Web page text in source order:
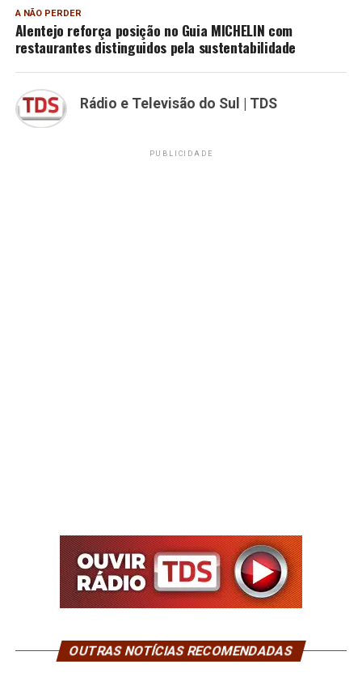
A NÃO PERDER
Alentejo reforça posição no Guia MICHELIN com
restaurantes distinguidos pela sustentabilidade
Rádio e Televisão do Sul | TDS
PUBLICIDADE
OUTRAS NOTÍCIAS RECOMENDADAS